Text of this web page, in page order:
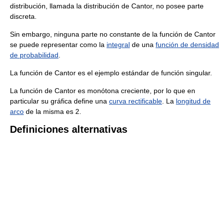
distribución, llamada la distribución de Cantor, no posee parte
discreta.
Sin embargo, ninguna parte no constante de la función de Cantor
se puede representar como la integral de una función de densidad
de probabilidad
La función de Cantor es el ejemplo estándar de función singular.
La función de Cantor es monótona creciente, por lo que en
particular su gráfica define una curva rectificable . La longitud de
arco de la misma es 2.
Definiciones alternativas